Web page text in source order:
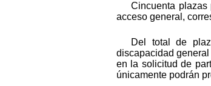
Cincuenta plazas
acceso general,
Del total de
discapacidad
en la solicitud de
únicamente podrán